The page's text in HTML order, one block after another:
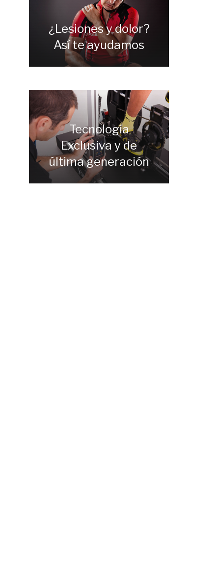
¿Lesiones y dolor?
Así te ayudamos
Tecnología
Exclusiva y de
última generación